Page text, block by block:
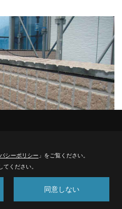
完了しました。
シーポリシー 」をご覧ください。
ください。
同意しない